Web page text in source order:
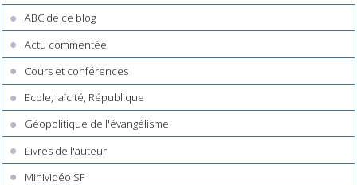
ABC de ce blog
Actu commentée
Cours et conférences
Ecole, laïcité, République
Géopolitique de l'évangélisme
Livres de l'auteur
Minividéo SF